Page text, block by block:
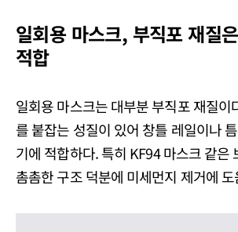
일회용 마스크, 부직포 재질
적합
일회용 마스크는 대부분 부직포 재질이
를 붙잡는 성질이 있어 창틀 레일이나
기에 적합하다. 특히 KF94 마스크 같은
촘촘한 구조 덕분에 미세먼지 제거에